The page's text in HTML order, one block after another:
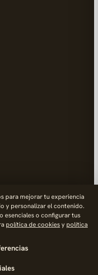
para mejorar tu experiencia
y personalizar el contenido.
esenciales o configurar tus
política de cookiesy política